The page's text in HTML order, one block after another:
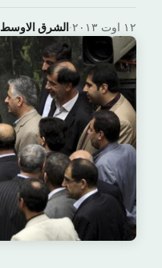
الشرق الاوسط· ۱۲ اوت ۲۰۱۳